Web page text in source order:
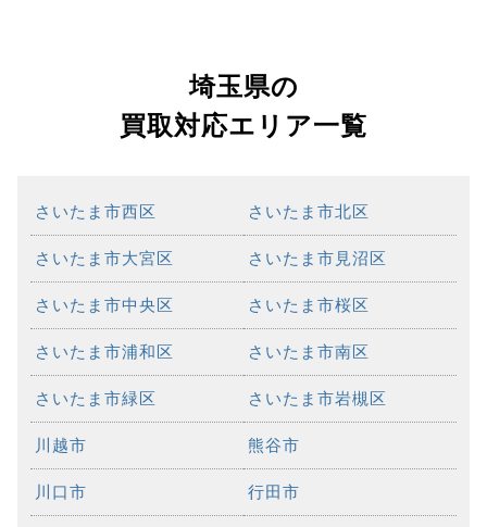
埼玉県の
買取対応エリア一覧
さいたま市西区 さいたま市北区
さいたま市大宮区 さいたま市見沼区
さいたま市中央区 さいたま市桜区
さいたま市浦和区 さいたま市南区
さいたま市緑区 さいたま市岩槻区
川越市 熊谷市
川口市 行田市